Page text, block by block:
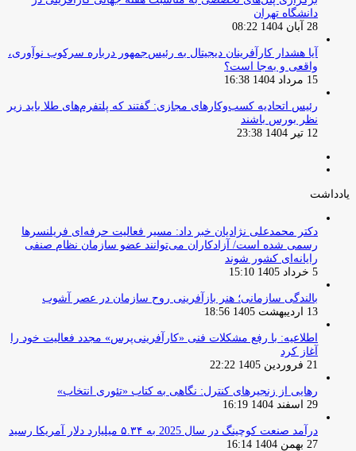
دانشگاه تهران
28 آبان 1404 08:22
آیا هشدار کارآفرینان دیجیتال به رئیس‌جمهور درباره سرکوب نوآوری،
واقعی و به‌جا است؟
15 مرداد 1404 16:38
‏رئیس اتحادیه کسب‌وکارهای مجازی: گفتند که پلتفرم‌های طلا باید زیر
نظر بورس باشند
12 تیر 1404 23:38
یادداشت
دکتر محمدعلی نژادیان خبر داد: مسیر فعالیت حرفه‌ای فریلنسرها
رسمی شده است/ آزادکاران می‌توانند عضو سازمان نظام صنفی
رایانه‌ای کشور شوند
5 خرداد 1405 15:10
بالندگی سازمانی؛ هنر بازآفرینی روح سازمان در عصر آشوب
13 اردیبهشت 1405 18:56
اطلاعیه: با رفع مشکلات فنی «کارآفرینی‌پرس» مجدد فعالیت خود را
آغاز کرد
21 فروردین 1405 22:22
رهایی از زنجیرهای کنترل: نگاهی به کتاب «تئوری انتخاب»
29 اسفند 1404 16:19
درآمد صنعت کوچینگ در سال 2025 به ۵.۳۴ میلیارد دلار آمریکا رسید
27 بهمن 1404 16:14